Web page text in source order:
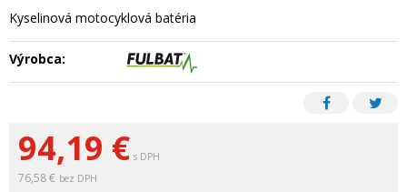
94,19 € s DPH
76,58 € bez DPH
Kyselinová motocyklová batéria
Výrobca: